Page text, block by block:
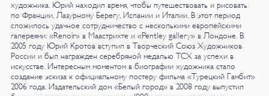
художника. Юрий находил время, чтобы путешествовать и рисовать
по Франции, Лазурному Берегу, Испании и Италии. В этот период
сложилось удачное сотрудничество с несколькими европейскими
галереями: «Renoir» в Маастрихте и «Pentley gallery» в Лондоне. В
2005 году Юрий Кротов вступил в Творческий Союз Художников
России и был награжден серебряной медалью ТСХ за успехи в
искусстве. Интересным моментом в биографии художника стало
создание эскиза к официальному постеру фильма «Турецкий Гамбит»
2006 года. Издательский дом «Белый город» в 2008 году выпустил